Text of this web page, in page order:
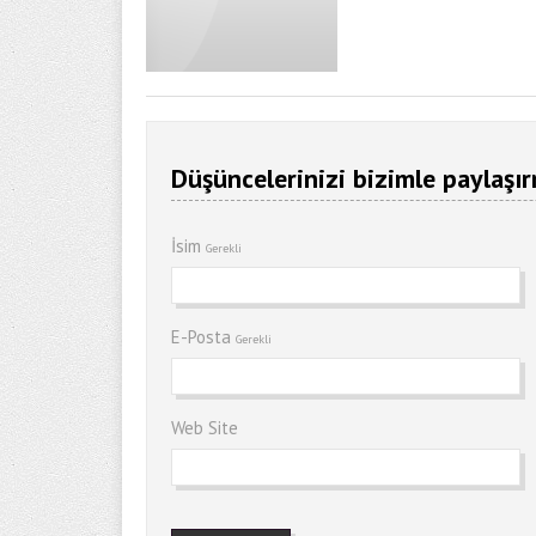
Düşüncelerinizi bizimle
İsim Gerekli
E-Posta Gerekli
Web Site